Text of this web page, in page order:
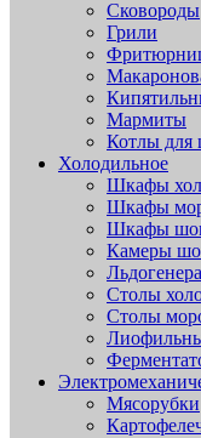
Сковороды
Грили
Мармиты
Котлы для
Холодильное
Шкафы
Шкафы
Шкафы
Камеры
Столы
Столы
Мясорубки